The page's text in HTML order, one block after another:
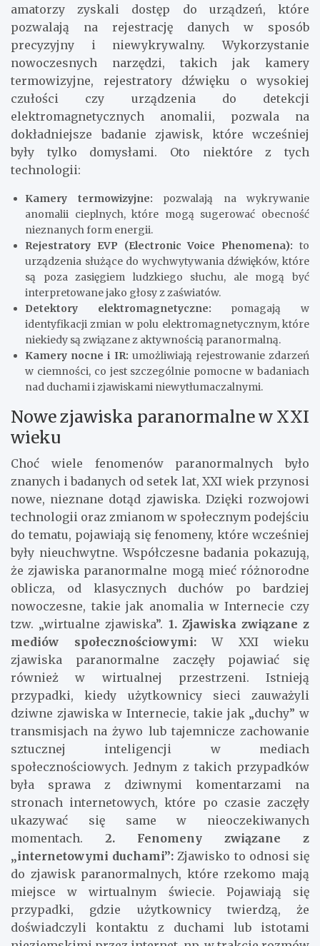
amatorzy zyskali dostęp do urządzeń, które
pozwalają na rejestrację danych w sposób
precyzyjny i niewykrywalny. Wykorzystanie
nowoczesnych narzędzi, takich jak kamery
termowizyjne, rejestratory dźwięku o wysokiej
czułości czy urządzenia do detekcji
elektromagnetycznych anomalii, pozwala na
dokładniejsze badanie zjawisk, które wcześniej
były tylko domysłami. Oto niektóre z tych
technologii:
Kamery termowizyjne: pozwalają na wykrywanie
anomalii cieplnych, które mogą sugerować obecność
nieznanych form energii.
Rejestratory EVP (Electronic Voice Phenomena): to
urządzenia służące do wychwytywania dźwięków, które
są poza zasięgiem ludzkiego słuchu, ale mogą być
interpretowane jako głosy z zaświatów.
Detektory elektromagnetyczne: pomagają w
identyfikacji zmian w polu elektromagnetycznym, które
niekiedy są związane z aktywnością paranormalną.
Kamery nocne i IR: umożliwiają rejestrowanie zdarzeń
w ciemności, co jest szczególnie pomocne w badaniach
nad duchami i zjawiskami niewytłumaczalnymi.
Nowe zjawiska paranormalne w XXI
wieku
Choć wiele fenomenów paranormalnych było
znanych i badanych od setek lat, XXI wiek przynosi
nowe, nieznane dotąd zjawiska. Dzięki rozwojowi
technologii oraz zmianom w społecznym podejściu
do tematu, pojawiają się fenomeny, które wcześniej
były nieuchwytne. Współczesne badania pokazują,
że zjawiska paranormalne mogą mieć różnorodne
oblicza, od klasycznych duchów po bardziej
nowoczesne, takie jak anomalia w Internecie czy
tzw. „wirtualne zjawiska”. 1. Zjawiska związane z
mediów społecznościowymi:W XXI wieku
zjawiska paranormalne zaczęły pojawiać się
również w wirtualnej przestrzeni. Istnieją
przypadki, kiedy użytkownicy sieci zauważyli
dziwne zjawiska w Internecie, takie jak „duchy” w
transmisjach na żywo lub tajemnicze zachowanie
sztucznej inteligencji w mediach
społecznościowych. Jednym z takich przypadków
była sprawa z dziwnymi komentarzami na
stronach internetowych, które po czasie zaczęły
ukazywać się same w nieoczekiwanych
momentach. 2. Fenomeny związane z
„internetowymi duchami”: Zjawisko to odnosi się
do zjawisk paranormalnych, które rzekomo mają
miejsce w wirtualnym świecie. Pojawiają się
przypadki, gdzie użytkownicy twierdzą, że
doświadczyli kontaktu z duchami lub istotami